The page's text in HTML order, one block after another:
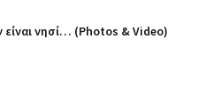
είναι νησί… (Photos & Video)